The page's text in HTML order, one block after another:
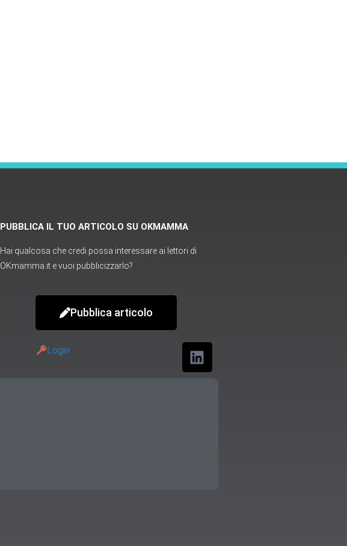
PUBBLICA IL TUO ARTICOLO SU OKMAMMA
Hai qualcosa che credi possa interessare ai lettori di
OKmamma.it e vuoi pubblicizzarlo?
Pubblica articolo
Login